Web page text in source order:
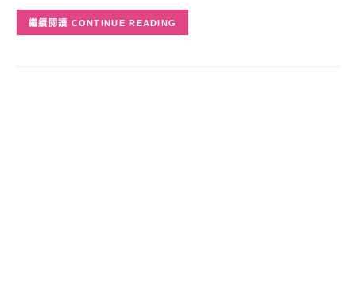
CONTINUE READING